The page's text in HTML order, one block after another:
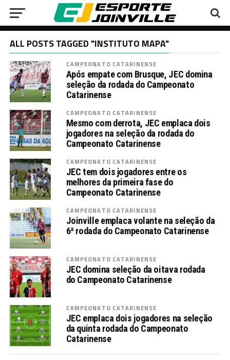
ALL POSTS TAGGED "INSTITUTO MAPA"
CAMPEONATO CATARINENSE
Após empate com Brusque, JEC domina
seleção da rodada do Campeonato
Catarinense
CAMPEONATO CATARINENSE
Mesmo com derrota, JEC emplaca dois
jogadores na seleção da rodada do
Campeonato Catarinense
CAMPEONATO CATARINENSE
JEC tem dois jogadores entre os
melhores da primeira fase do
Campeonato Catarinense
CAMPEONATO CATARINENSE
Joinville emplaca volante na seleção da
6ª rodada do Campeonato Catarinense
CAMPEONATO CATARINENSE
JEC domina seleção da oitava rodada
do Campeonato Catarinense
CAMPEONATO CATARINENSE
JEC emplaca dois jogadores na seleção
da quinta rodada do Campeonato
Catarinense